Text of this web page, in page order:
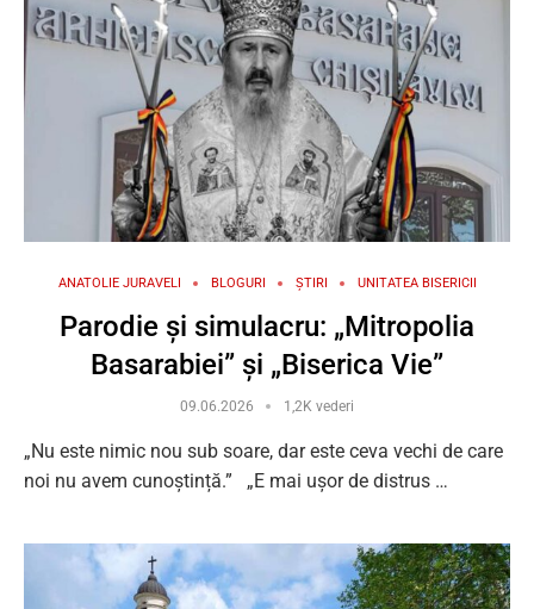
ANATOLIE JURAVELI BLOGURI ȘTIRI UNITATEA BISERICII
Parodie și simulacru: „Mitropolia
Basarabiei” și „Biserica Vie”
09.06.2026 1,2K vederi
„Nu este nimic nou sub soare, dar este ceva vechi de care
noi nu avem cunoștință.” „E mai ușor de distrus …